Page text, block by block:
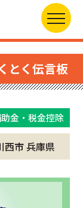
とく伝言板
金・税金控除
市 兵庫県